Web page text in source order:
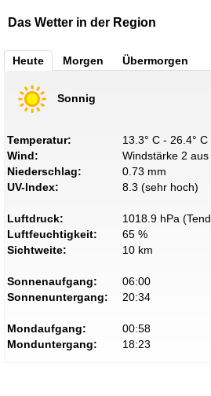
Das Wetter in der Region
Heute Morgen Übermorgen
Sonnig
Temperatur:
13.3° C - 26.4° C
Wind:
Windstärke 2
Niederschlag:
0.73 mm
UV-Index:
8.3 (sehr hoch)
Luftdruck:
1018.9 hPa
Luftfeuchtigkeit:
65 %
Sichtweite:
10 km
Sonnenaufgang:
06:00
Sonnenuntergang:
20:34
Mondaufgang:
00:58
Monduntergang:
18:23